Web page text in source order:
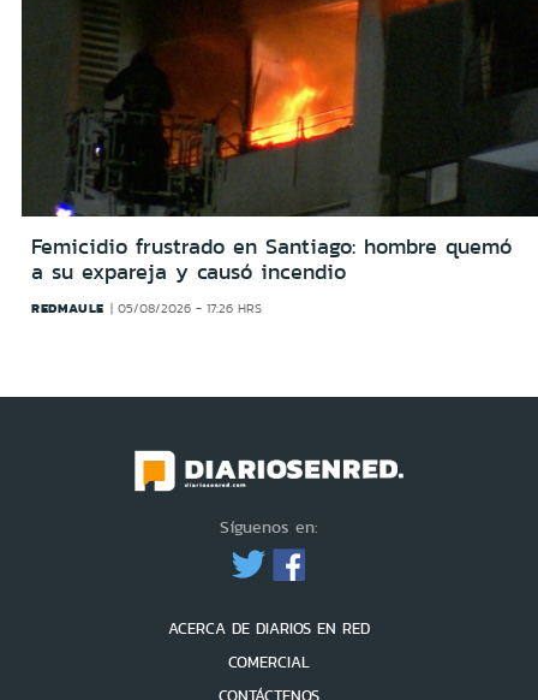
Femicidio frustrado en Santiago: hombre quemó
a su expareja y causó incendio
REDMAULE 05/08/2026 - 17:26 HRS
Síguenos en:
ACERCA DE DIARIOS EN RED
COMERCIAL